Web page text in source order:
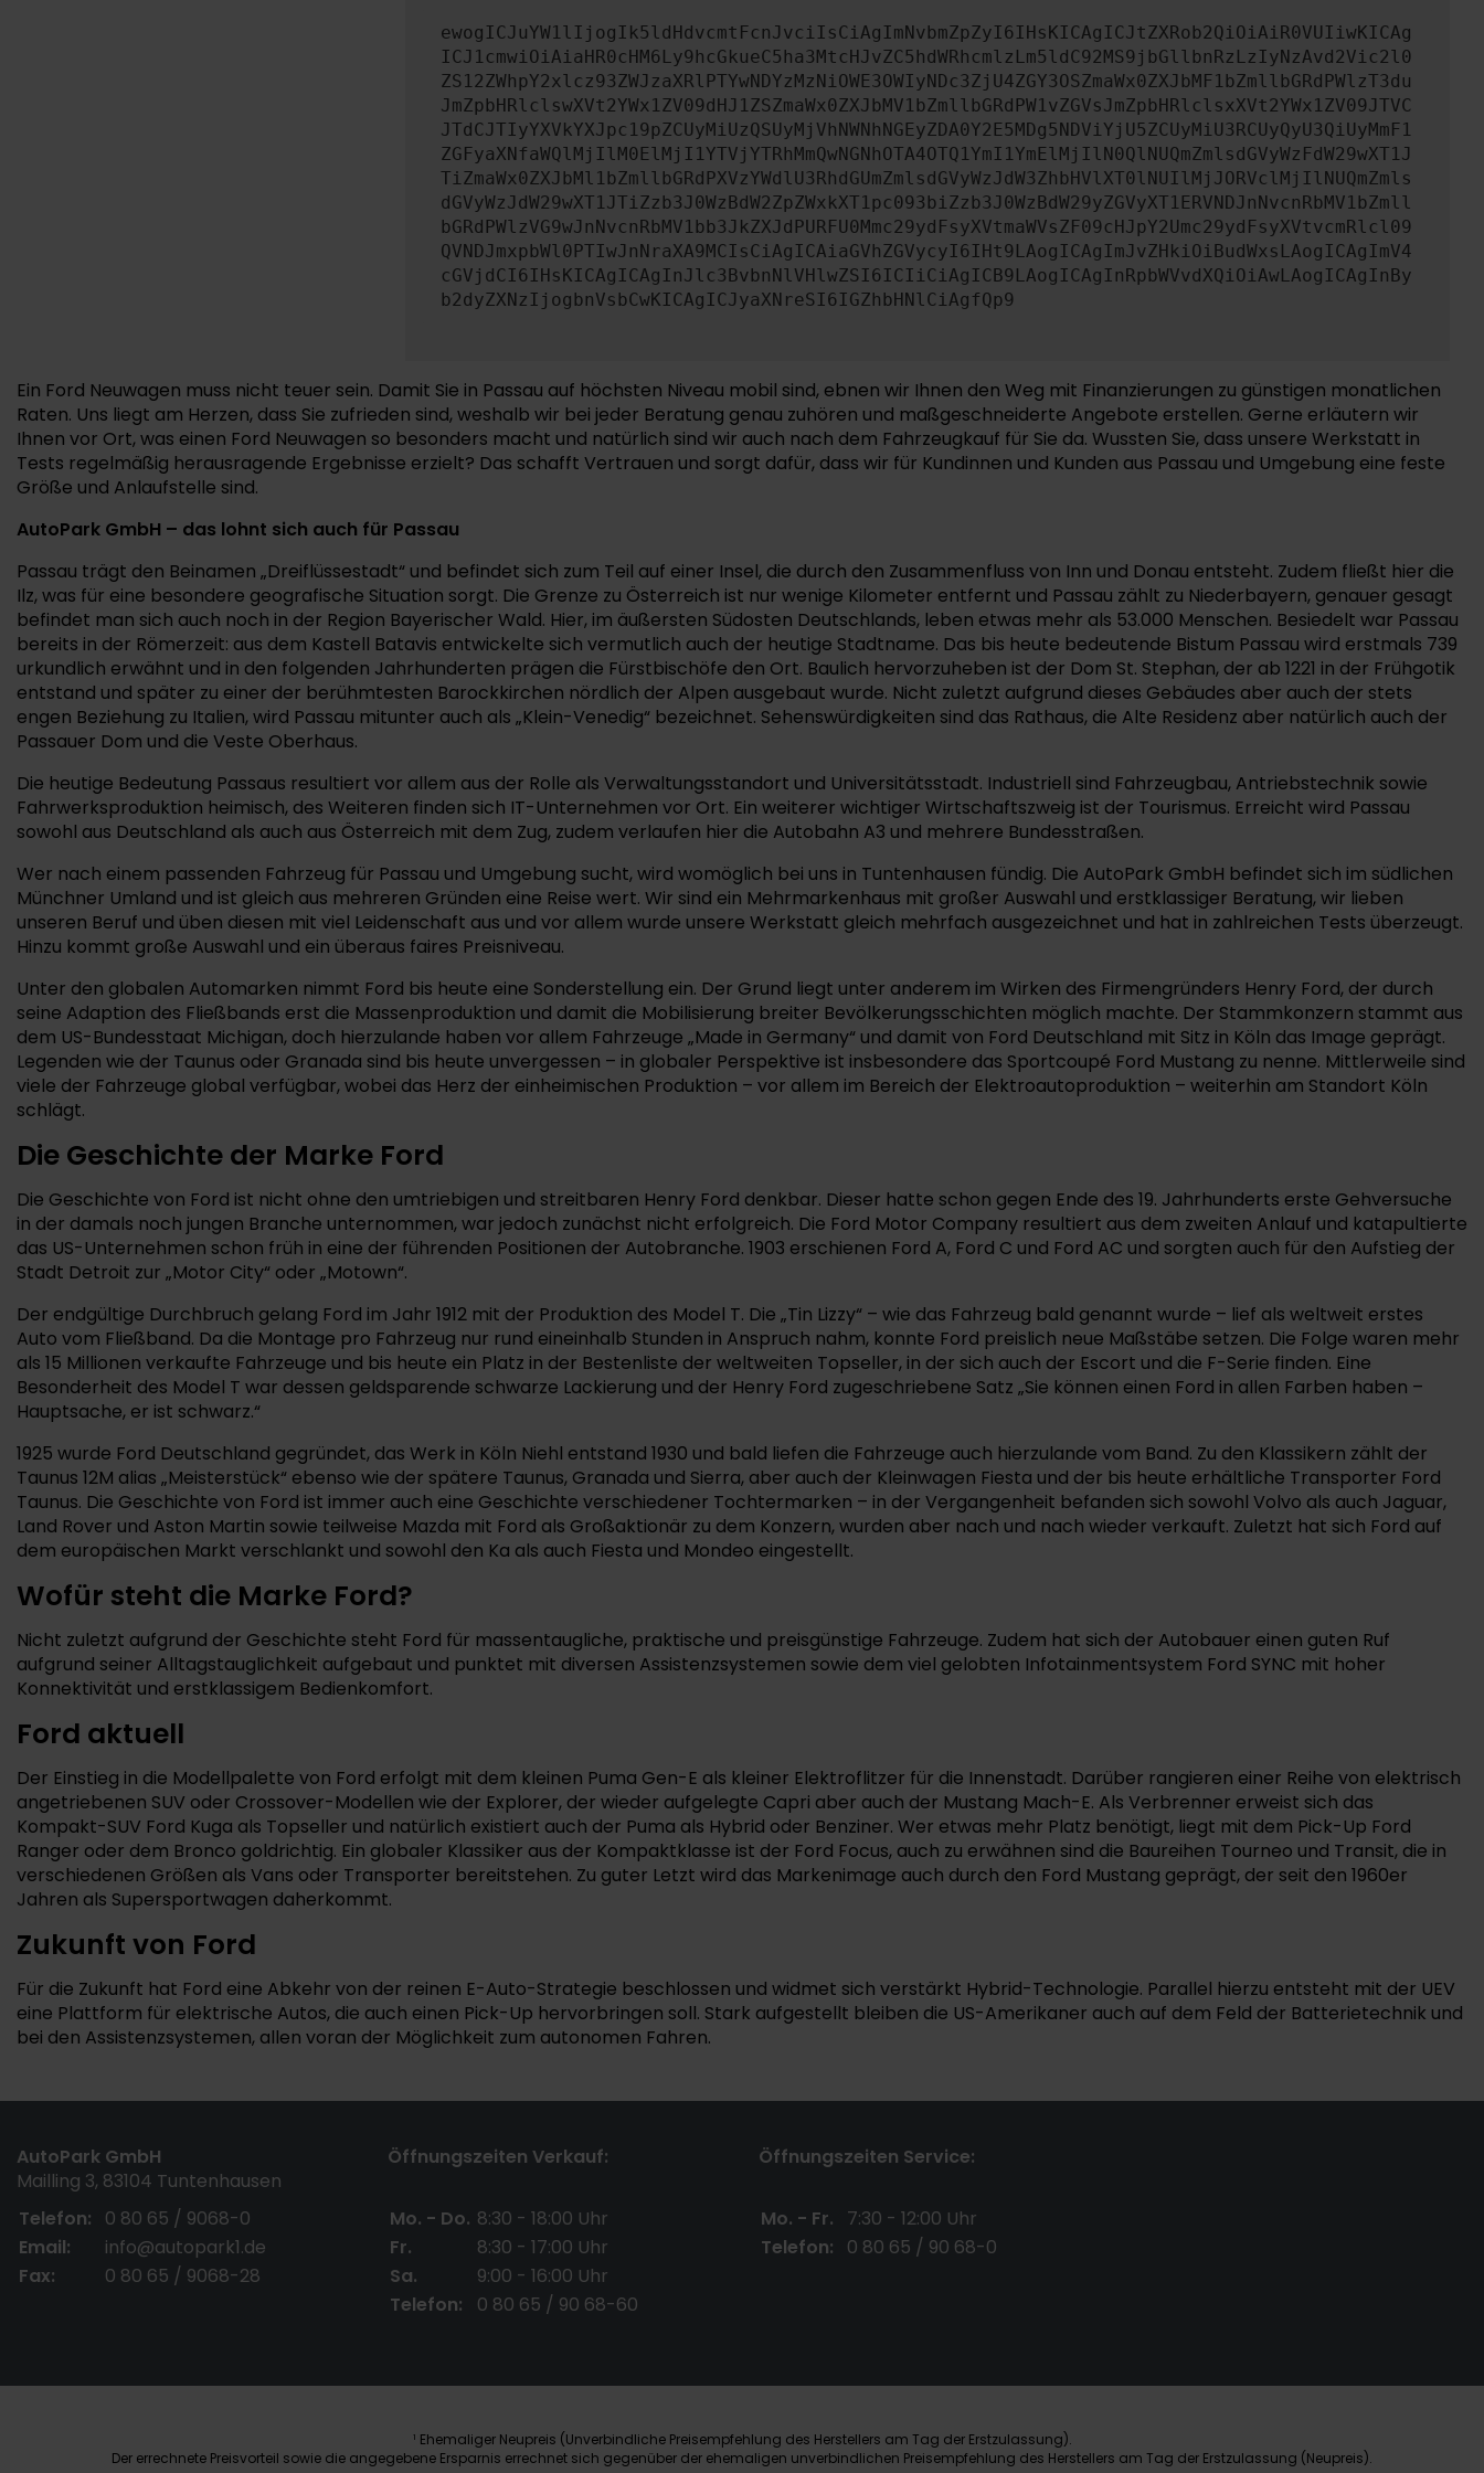
ewogICJuYW1lIjogIk5ldHdvcmtFcnJvciIsCiAgImNvbmZpZyI6IHsKICAgICJtZXRob2QiOiAiR0VUIiwKICAg
ICJ1cmwiOiAiaHR0cHM6Ly9hcGkueC5ha3MtcHJvZC5hdWRhcmlzLm5ldC92MS9jbGllbnRzLzIyNzAvd2Vic2l0
ZS12ZWhpY2xlcz93ZWJzaXRlPTYwNDYzMzNiOWE3OWIyNDc3ZjU4ZGY3OSZmaWx0ZXJbMF1bZmllbGRdPWlzT3du
JmZpbHRlclswXVt2YWx1ZV09dHJ1ZSZmaWx0ZXJbMV1bZmllbGRdPW1vZGVsJmZpbHRlclsxXVt2YWx1ZV09JTVC
JTdCJTIyYXVkYXJpc19pZCUyMiUzQSUyMjVhNWNhNGEyZDA0Y2E5MDg5NDViYjU5ZCUyMiU3RCUyQyU3QiUyMmF1
ZGFyaXNfaWQlMjIlM0ElMjI1YTVjYTRhMmQwNGNhOTA4OTQ1YmI1YmElMjIlN0QlNUQmZmlsdGVyWzFdW29wXT1J
TiZmaWx0ZXJbMl1bZmllbGRdPXVzYWdlU3RhdGUmZmlsdGVyWzJdW3ZhbHVlXT0lNUIlMjJORVclMjIlNUQmZmls
dGVyWzJdW29wXT1JTiZzb3J0WzBdW2ZpZWxkXT1pc093biZzb3J0WzBdW29yZGVyXT1ERVNDJnNvcnRbMV1bZmll
bGRdPWlzVG9wJnNvcnRbMV1bb3JkZXJdPURFU0Mmc29ydFsyXVtmaWVsZF09cHJpY2Umc29ydFsyXVtvcmRlcl09
QVNDJmxpbWl0PTIwJnNraXA9MCIsCiAgICAiaGVhZGVycyI6IHt9LAogICAgImJvZHkiOiBudWxsLAogICAgImV4
cGVjdCI6IHsKICAgICAgInJlc3BvbnNlVHlwZSI6ICIiCiAgICB9LAogICAgInRpbWVvdXQiOiAwLAogICAgInBy
b2dyZXNzIjogbnVsbCwKICAgICJyaXNreSI6IGZhbHNlCiAgfQp9
Ein Ford Neuwagen muss nicht teuer sein. Damit Sie in Passau auf höchsten Niveau mobil sind, ebnen wir Ihnen den Weg mit Finanzierungen zu günstigen monatlichen
Raten. Uns liegt am Herzen, dass Sie zufrieden sind, weshalb wir bei jeder Beratung genau zuhören und maßgeschneiderte Angebote erstellen. Gerne erläutern wir
Ihnen vor Ort, was einen Ford Neuwagen so besonders macht und natürlich sind wir auch nach dem Fahrzeugkauf für Sie da. Wussten Sie, dass unsere Werkstatt in
Tests regelmäßig herausragende Ergebnisse erzielt? Das schafft Vertrauen und sorgt dafür, dass wir für Kundinnen und Kunden aus Passau und Umgebung eine feste
Größe und Anlaufstelle sind.
AutoPark GmbH – das lohnt sich auch für Passau
Passau trägt den Beinamen „Dreiflüssestadt“ und befindet sich zum Teil auf einer Insel, die durch den Zusammenfluss von Inn und Donau entsteht. Zudem fließt hier die
Ilz, was für eine besondere geografische Situation sorgt. Die Grenze zu Österreich ist nur wenige Kilometer entfernt und Passau zählt zu Niederbayern, genauer gesagt
befindet man sich auch noch in der Region Bayerischer Wald. Hier, im äußersten Südosten Deutschlands, leben etwas mehr als 53.000 Menschen. Besiedelt war Passau
bereits in der Römerzeit: aus dem Kastell Batavis entwickelte sich vermutlich auch der heutige Stadtname. Das bis heute bedeutende Bistum Passau wird erstmals 739
urkundlich erwähnt und in den folgenden Jahrhunderten prägen die Fürstbischöfe den Ort. Baulich hervorzuheben ist der Dom St. Stephan, der ab 1221 in der Frühgotik
entstand und später zu einer der berühmtesten Barockkirchen nördlich der Alpen ausgebaut wurde. Nicht zuletzt aufgrund dieses Gebäudes aber auch der stets
engen Beziehung zu Italien, wird Passau mitunter auch als „Klein-Venedig“ bezeichnet. Sehenswürdigkeiten sind das Rathaus, die Alte Residenz aber natürlich auch der
Passauer Dom und die Veste Oberhaus.
Die heutige Bedeutung Passaus resultiert vor allem aus der Rolle als Verwaltungsstandort und Universitätsstadt. Industriell sind Fahrzeugbau, Antriebstechnik sowie
Fahrwerksproduktion heimisch, des Weiteren finden sich IT-Unternehmen vor Ort. Ein weiterer wichtiger Wirtschaftszweig ist der Tourismus. Erreicht wird Passau
sowohl aus Deutschland als auch aus Österreich mit dem Zug, zudem verlaufen hier die Autobahn A3 und mehrere Bundesstraßen.
Wer nach einem passenden Fahrzeug für Passau und Umgebung sucht, wird womöglich bei uns in Tuntenhausen fündig. Die AutoPark GmbH befindet sich im südlichen
Münchner Umland und ist gleich aus mehreren Gründen eine Reise wert. Wir sind ein Mehrmarkenhaus mit großer Auswahl und erstklassiger Beratung, wir lieben
unseren Beruf und üben diesen mit viel Leidenschaft aus und vor allem wurde unsere Werkstatt gleich mehrfach ausgezeichnet und hat in zahlreichen Tests überzeugt.
Hinzu kommt große Auswahl und ein überaus faires Preisniveau.
Unter den globalen Automarken nimmt Ford bis heute eine Sonderstellung ein. Der Grund liegt unter anderem im Wirken des Firmengründers Henry Ford, der durch
seine Adaption des Fließbands erst die Massenproduktion und damit die Mobilisierung breiter Bevölkerungsschichten möglich machte. Der Stammkonzern stammt aus
dem US-Bundesstaat Michigan, doch hierzulande haben vor allem Fahrzeuge „Made in Germany“ und damit von Ford Deutschland mit Sitz in Köln das Image geprägt.
Legenden wie der Taunus oder Granada sind bis heute unvergessen – in globaler Perspektive ist insbesondere das Sportcoupé Ford Mustang zu nenne. Mittlerweile sind
viele der Fahrzeuge global verfügbar, wobei das Herz der einheimischen Produktion – vor allem im Bereich der Elektroautoproduktion – weiterhin am Standort Köln
schlägt.
Die Geschichte der Marke Ford
Die Geschichte von Ford ist nicht ohne den umtriebigen und streitbaren Henry Ford denkbar. Dieser hatte schon gegen Ende des 19. Jahrhunderts erste Gehversuche
in der damals noch jungen Branche unternommen, war jedoch zunächst nicht erfolgreich. Die Ford Motor Company resultiert aus dem zweiten Anlauf und katapultierte
das US-Unternehmen schon früh in eine der führenden Positionen der Autobranche. 1903 erschienen Ford A, Ford C und Ford AC und sorgten auch für den Aufstieg der
Stadt Detroit zur „Motor City“ oder „Motown“.
Der endgültige Durchbruch gelang Ford im Jahr 1912 mit der Produktion des Model T. Die „Tin Lizzy“ – wie das Fahrzeug bald genannt wurde – lief als weltweit erstes
Auto vom Fließband. Da die Montage pro Fahrzeug nur rund eineinhalb Stunden in Anspruch nahm, konnte Ford preislich neue Maßstäbe setzen. Die Folge waren mehr
als 15 Millionen verkaufte Fahrzeuge und bis heute ein Platz in der Bestenliste der weltweiten Topseller, in der sich auch der Escort und die F-Serie finden. Eine
Besonderheit des Model T war dessen geldsparende schwarze Lackierung und der Henry Ford zugeschriebene Satz „Sie können einen Ford in allen Farben haben –
Hauptsache, er ist schwarz.“
1925 wurde Ford Deutschland gegründet, das Werk in Köln Niehl entstand 1930 und bald liefen die Fahrzeuge auch hierzulande vom Band. Zu den Klassikern zählt der
Taunus 12M alias „Meisterstück“ ebenso wie der spätere Taunus, Granada und Sierra, aber auch der Kleinwagen Fiesta und der bis heute erhältliche Transporter Ford
Taunus. Die Geschichte von Ford ist immer auch eine Geschichte verschiedener Tochtermarken – in der Vergangenheit befanden sich sowohl Volvo als auch Jaguar,
Land Rover und Aston Martin sowie teilweise Mazda mit Ford als Großaktionär zu dem Konzern, wurden aber nach und nach wieder verkauft. Zuletzt hat sich Ford auf
dem europäischen Markt verschlankt und sowohl den Ka als auch Fiesta und Mondeo eingestellt.
Wofür steht die Marke Ford?
Nicht zuletzt aufgrund der Geschichte steht Ford für massentaugliche, praktische und preisgünstige Fahrzeuge. Zudem hat sich der Autobauer einen guten Ruf
aufgrund seiner Alltagstauglichkeit aufgebaut und punktet mit diversen Assistenzsystemen sowie dem viel gelobten Infotainmentsystem Ford SYNC mit hoher
Konnektivität und erstklassigem Bedienkomfort.
Ford aktuell
Der Einstieg in die Modellpalette von Ford erfolgt mit dem kleinen Puma Gen-E als kleiner Elektroflitzer für die Innenstadt. Darüber rangieren einer Reihe von elektrisch
angetriebenen SUV oder Crossover-Modellen wie der Explorer, der wieder aufgelegte Capri aber auch der Mustang Mach-E. Als Verbrenner erweist sich das
Kompakt-SUV Ford Kuga als Topseller und natürlich existiert auch der Puma als Hybrid oder Benziner. Wer etwas mehr Platz benötigt, liegt mit dem Pick-Up Ford
Ranger oder dem Bronco goldrichtig. Ein globaler Klassiker aus der Kompaktklasse ist der Ford Focus, auch zu erwähnen sind die Baureihen Tourneo und Transit, die in
verschiedenen Größen als Vans oder Transporter bereitstehen. Zu guter Letzt wird das Markenimage auch durch den Ford Mustang geprägt, der seit den 1960er
Jahren als Supersportwagen daherkommt.
Zukunft von Ford
Für die Zukunft hat Ford eine Abkehr von der reinen E-Auto-Strategie beschlossen und widmet sich verstärkt Hybrid-Technologie. Parallel hierzu entsteht mit der UEV
eine Plattform für elektrische Autos, die auch einen Pick-Up hervorbringen soll. Stark aufgestellt bleiben die US-Amerikaner auch auf dem Feld der Batterietechnik und
bei den Assistenzsystemen, allen voran der Möglichkeit zum autonomen Fahren.
AutoPark GmbH
Mailling 3, 83104 Tuntenhausen
Telefon:
0 80 65 / 9068-0
Email:
info@autopark1.de
Fax:
0 80 65 / 9068-28
Öffnungszeiten Verkauf:
Mo. - Do. 8:30 - 18:00 Uhr
Fr.
8:30 - 17:00 Uhr
Sa.
9:00 - 16:00 Uhr
Telefon:
0 80 65 / 90 68-60
Öffnungszeiten Service:
Mo. - Fr.
7:30 - 12:00 Uhr
Telefon:
0 80 65 / 90 68-0
1 Ehemaliger Neupreis (Unverbindliche Preisempfehlung des Herstellers am Tag der Erstzulassung).
Der errechnete Preisvorteil sowie die angegebene Ersparnis errechnet sich gegenüber der ehemaligen unverbindlichen Preisempfehlung des Herstellers am Tag der Erstzulassung (Neupreis).